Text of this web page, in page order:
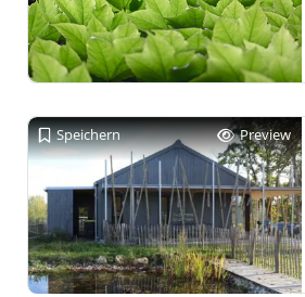
Speichern Preview